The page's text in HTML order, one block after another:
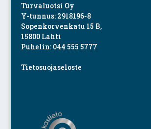
Turvaluotsi Oy
Y-tunnus: 2918196-8
Sopenkorvenkatu 15 B,
15800 Lahti
Puhelin: 044 555 5777
Tietosuojaseloste